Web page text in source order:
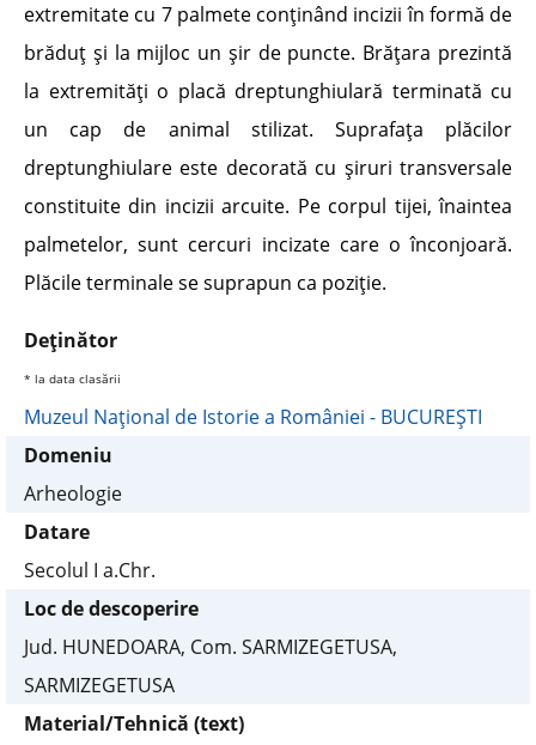
extremitate cu 7 palmete conţinând incizii în formă de
brăduţ şi la mijloc un şir de puncte. Brăţara prezintă
la extremităţi o placă dreptunghiulară terminată cu
un cap de animal stilizat. Suprafaţa plăcilor
dreptunghiulare este decorată cu şiruri transversale
constituite din incizii arcuite. Pe corpul tijei, înaintea
palmetelor, sunt cercuri incizate care o înconjoară.
Plăcile terminale se suprapun ca poziţie.
Deţinător
* la data clasării
Muzeul Naţional de Istorie a României - BUCUREŞTI
Domeniu
Arheologie
Datare
Secolul I a.Chr.
Loc de descoperire
Jud. HUNEDOARA, Com. SARMIZEGETUSA,
SARMIZEGETUSA
Material/Tehnică (text)